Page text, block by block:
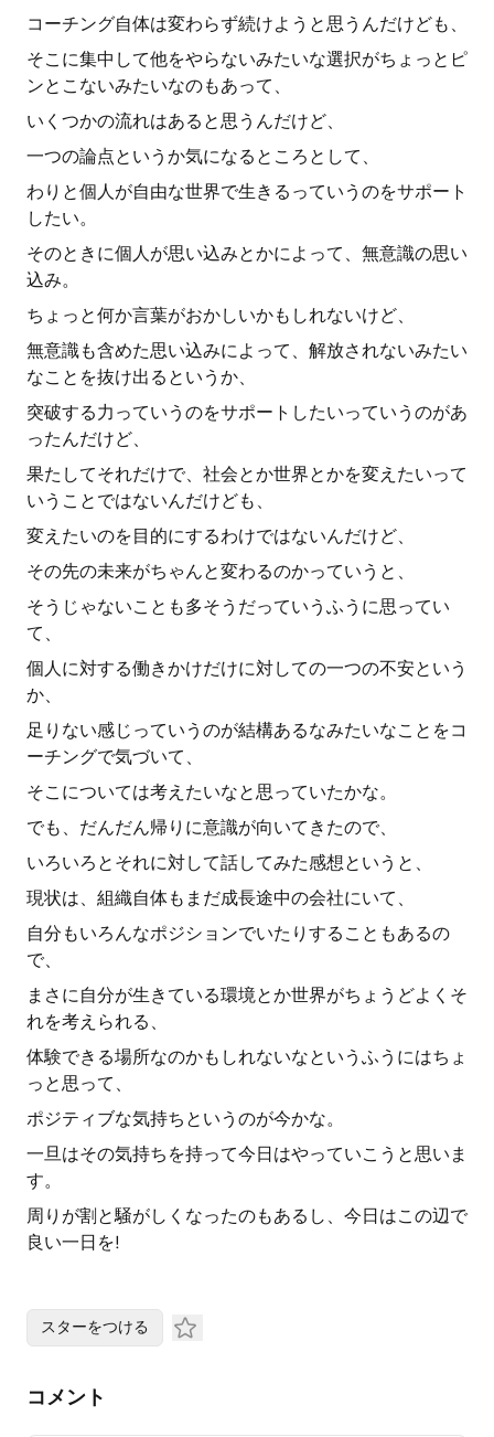
コーチング自体は変わらず続けようと思うんだけども、
そこに集中して他をやらないみたいな選択がちょっとピ
ンとこないみたいなのもあって、
いくつかの流れはあると思うんだけど、
一つの論点というか気になるところとして、
わりと個人が自由な世界で生きるっていうのをサポート
したい。
そのときに個人が思い込みとかによって、無意識の思い
込み。
ちょっと何か言葉がおかしいかもしれないけど、
無意識も含めた思い込みによって、解放されないみたい
なことを抜け出るというか、
突破する力っていうのをサポートしたいっていうのがあ
ったんだけど、
果たしてそれだけで、社会とか世界とかを変えたいって
いうことではないんだけども、
変えたいのを目的にするわけではないんだけど、
その先の未来がちゃんと変わるのかっていうと、
そうじゃないことも多そうだっていうふうに思ってい
て、
個人に対する働きかけだけに対しての一つの不安という
か、
足りない感じっていうのが結構あるなみたいなことをコ
ーチングで気づいて、
そこについては考えたいなと思っていたかな。
でも、だんだん帰りに意識が向いてきたので、
いろいろとそれに対して話してみた感想というと、
現状は、組織自体もまだ成長途中の会社にいて、
自分もいろんなポジションでいたりすることもあるの
で、
まさに自分が生きている環境とか世界がちょうどよくそ
れを考えられる、
体験できる場所なのかもしれないなというふうにはちょ
っと思って、
ポジティブな気持ちというのが今かな。
一旦はその気持ちを持って今日はやっていこうと思いま
す。
周りが割と騒がしくなったのもあるし、今日はこの辺で
良い一日を!
スターをつける
コメント